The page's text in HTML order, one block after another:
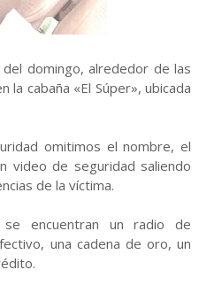
del domingo, alrededor de las
la cabaña «El Súper», ubicada
omitimos el nombre, el
video de seguridad saliendo
de la víctima.
encuentran un radio de
una cadena de oro, un